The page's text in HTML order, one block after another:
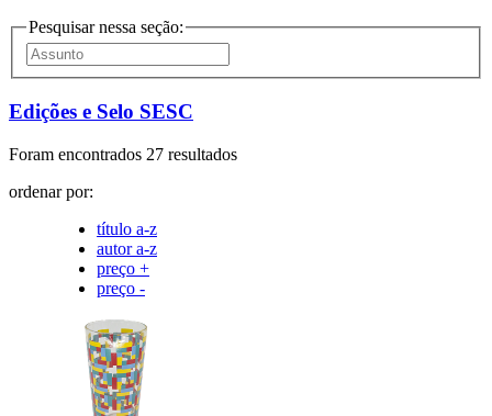
Pesquisar nessa seção:
Edições e Selo SESC
Foram encontrados 27 resultados
ordenar por:
título a-z
autor a-z
preço +
preço -